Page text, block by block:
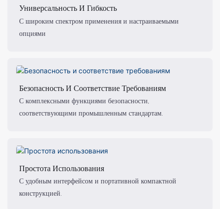
Универсальность И Гибкость
С широким спектром применения и настраиваемыми
опциями
Безопасность И Соответствие Требованиям
С комплексными функциями безопасности,
соответствующими промышленным стандартам.
Простота Использования
С удобным интерфейсом и портативной компактной
конструкцией.